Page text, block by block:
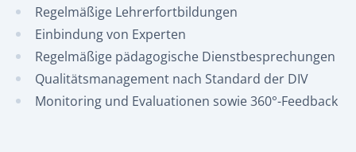
4. Segelkonzept:
Regelmäßige Lehrerfortbildungen
Einbindung von Experten
Regelmäßige pädagogische Dienstbesprechungen
Qualitätsmanagement nach Standard der DIV
Monitoring und Evaluationen sowie 360°-Feedback